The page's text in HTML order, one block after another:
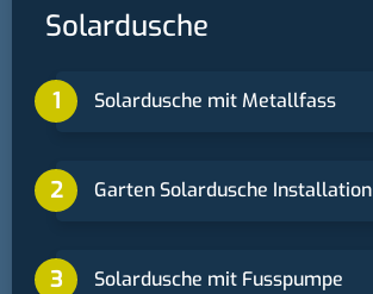
Solardusche
Solardusche mit Metallfass
Garten Solardusche Installation
Solardusche mit Fusspumpe